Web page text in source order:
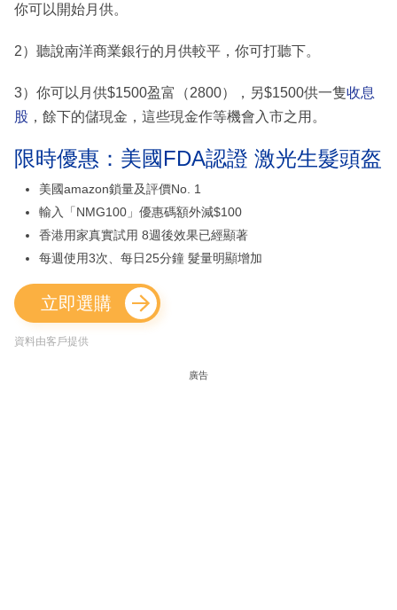
你可以開始月供。
2）聽說南洋商業銀行的月供較平，你可打聽下。
3）你可以月供$1500盈富（2800），另$1500供一隻收息
股 ，餘下的儲現金，這些現金作等機會入市之用。
限時優惠：美國FDA認證 激光生髮頭盔
美國amazon鎖量及評價No. 1
輸入「NMG100」優惠碼額外減$100
香港用家真實試用 8週後效果已經顯著
每週使用3次、每日25分鐘 髮量明顯增加
立即選購
資料由客戶提供
廣告